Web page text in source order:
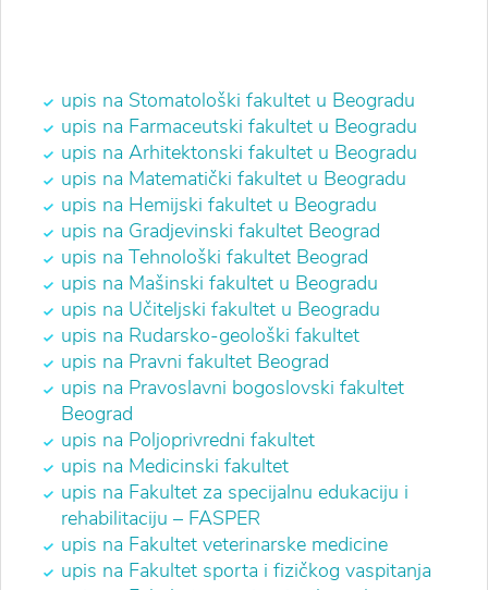
upis na Stomatološki fakultet u Beogradu
upis na Farmaceutski fakultet u Beogradu
upis na Arhitektonski fakultet u Beogradu
upis na Matematički fakultet u Beogradu
upis na Hemijski fakultet u Beogradu
upis na Gradjevinski fakultet Beograd
upis na Tehnološki fakultet Beograd
upis na Mašinski fakultet u Beogradu
upis na Učiteljski fakultet u Beogradu
upis na Rudarsko-geološki fakultet
upis na Pravni fakultet Beograd
upis na Pravoslavni bogoslovski fakultet
Beograd
upis na Poljoprivredni fakultet
upis na Medicinski fakultet
upis na Fakultet za specijalnu edukaciju i
rehabilitaciju – FASPER
upis na Fakultet veterinarske medicine
upis na Fakultet sporta i fizičkog vaspitanja